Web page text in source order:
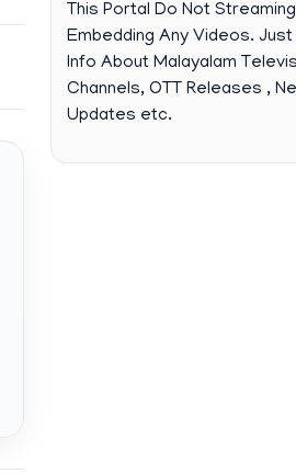
This Portal Do Not
Embedding Any Videos.
Info About Malayalam
Channels, OTT Releases ,
Updates etc.